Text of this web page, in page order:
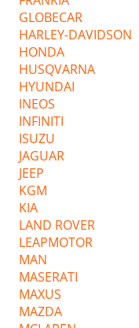
GLOBECAR
HARLEY-DAVIDSON
HONDA
HUSQVARNA
HYUNDAI
INEOS
INFINITI
ISUZU
JAGUAR
JEEP
KGM
KIA
LAND ROVER
LEAPMOTOR
MAN
MASERATI
MAXUS
MAZDA